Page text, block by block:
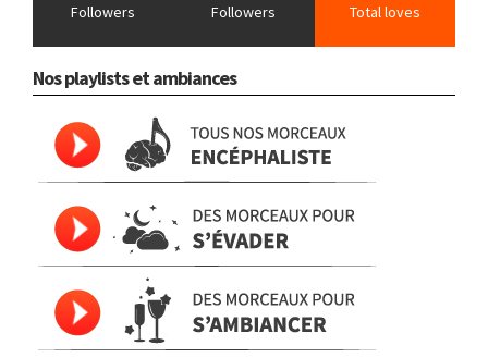
Followers
Followers
Total loves
Nos playlists et ambiances